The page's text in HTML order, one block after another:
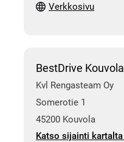
Verkkosivu
BestDrive Kouvola
Kvl Rengasteam Oy
Somerotie 1
45200 Kouvola
Katso sijainti kartalta